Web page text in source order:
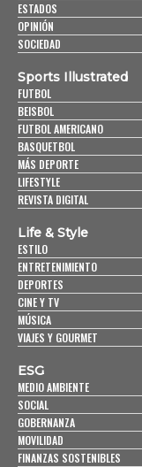
ESTADOS
OPINIÓN
SOCIEDAD
Sports Illustrated
FUTBOL
BEISBOL
FUTBOL AMERICANO
BASQUETBOL
MÁS DEPORTE
LIFESTYLE
REVISTA DIGITAL
Life & Style
ESTILO
ENTRETENIMIENTO
DEPORTES
CINE Y TV
MÚSICA
VIAJES Y GOURMET
ESG
MEDIO AMBIENTE
SOCIAL
GOBERNANZA
MOVILIDAD
FINANZAS SOSTENIBLES